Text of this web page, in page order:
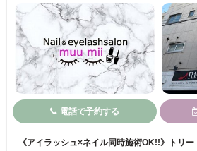
電話で予約する
《アイラッシュ×ネイル同時施術OK!!》トリ